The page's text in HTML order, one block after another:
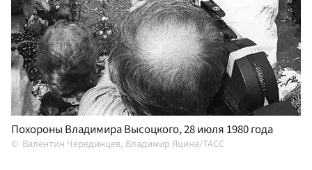
Похороны Владимира Высоцкого, 28 июля 1980 года
Валентин Черединцев, Владимир Яцина/ТАСС